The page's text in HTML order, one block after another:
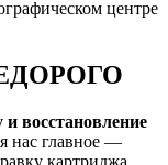
центре
восстановление
нас главное —
картриджа